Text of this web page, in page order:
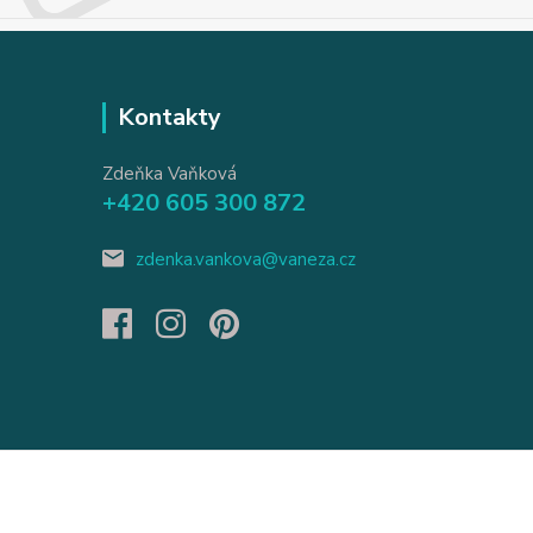
Kontakty
Zdeňka Vaňková
+420 605 300 872
zdenka.vankova@vaneza.cz